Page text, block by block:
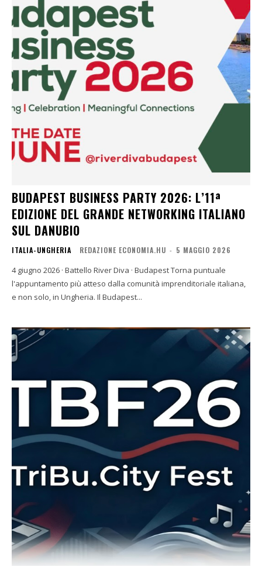
BUDAPEST BUSINESS PARTY 2026: L’11ª
EDIZIONE DEL GRANDE NETWORKING ITALIANO
SUL DANUBIO
ITALIA-UNGHERIA REDAZIONE ECONOMIA.HU - 5 MAGGIO 2026
4 giugno 2026 · Battello River Diva · Budapest Torna puntuale
l'appuntamento più atteso dalla comunità imprenditoriale italiana,
e non solo, in Ungheria. Il Budapest...